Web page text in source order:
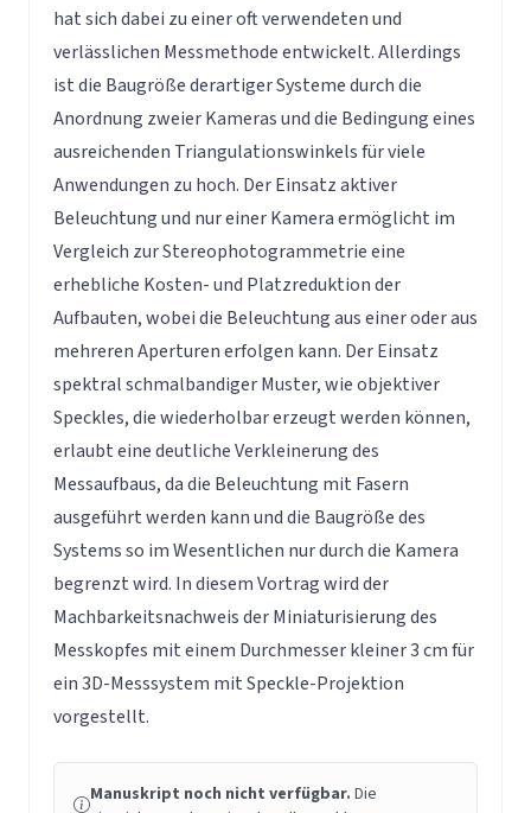
hat sich dabei zu einer oft verwendeten und
verlässlichen Messmethode entwickelt. Allerdings
ist die Baugröße derartiger Systeme durch die
Anordnung zweier Kameras und die Bedingung eines
ausreichenden Triangulationswinkels für viele
Anwendungen zu hoch. Der Einsatz aktiver
Beleuchtung und nur einer Kamera ermöglicht im
Vergleich zur Stereophotogrammetrie eine
erhebliche Kosten- und Platzreduktion der
Aufbauten, wobei die Beleuchtung aus einer oder aus
mehreren Aperturen erfolgen kann. Der Einsatz
spektral schmalbandiger Muster, wie objektiver
Speckles, die wiederholbar erzeugt werden können,
erlaubt eine deutliche Verkleinerung des
Messaufbaus, da die Beleuchtung mit Fasern
ausgeführt werden kann und die Baugröße des
Systems so im Wesentlichen nur durch die Kamera
begrenzt wird. In diesem Vortrag wird der
Machbarkeitsnachweis der Miniaturisierung des
Messkopfes mit einem Durchmesser kleiner 3 cm für
ein 3D-Messsystem mit Speckle-Projektion
vorgestellt.
Manuskript noch nicht verfügbar. Die